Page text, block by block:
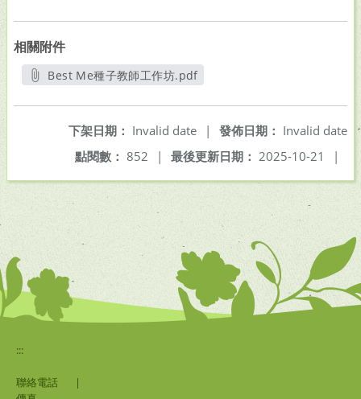
相關附件
Best Me種子教師工作坊.pdf
發佈日期： Invalid date
下架日期： Invalid date
|
最後更新日期： 2025-10-21 |
點閱數： 852 |
:::
聯絡電話
|